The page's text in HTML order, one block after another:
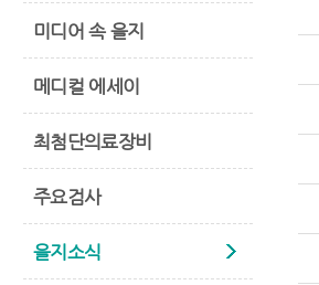
미디어 속 을지
메디컬 에세이
최첨단의료장비
주요검사
을지소식